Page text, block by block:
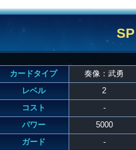
SP
カードタイプ
奏像：武勇
レベル
2
コスト
-
パワー
5000
ガード -